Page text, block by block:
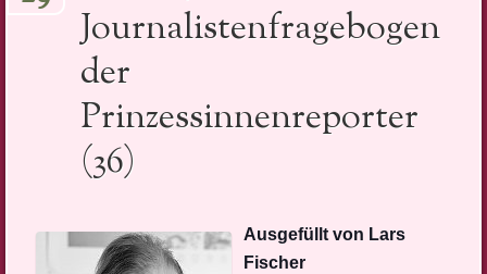
Inhalt
Journalistenfragebogen
der
Prinzessinnenreporter
(36)
Ausgefüllt von Lars
Fischer